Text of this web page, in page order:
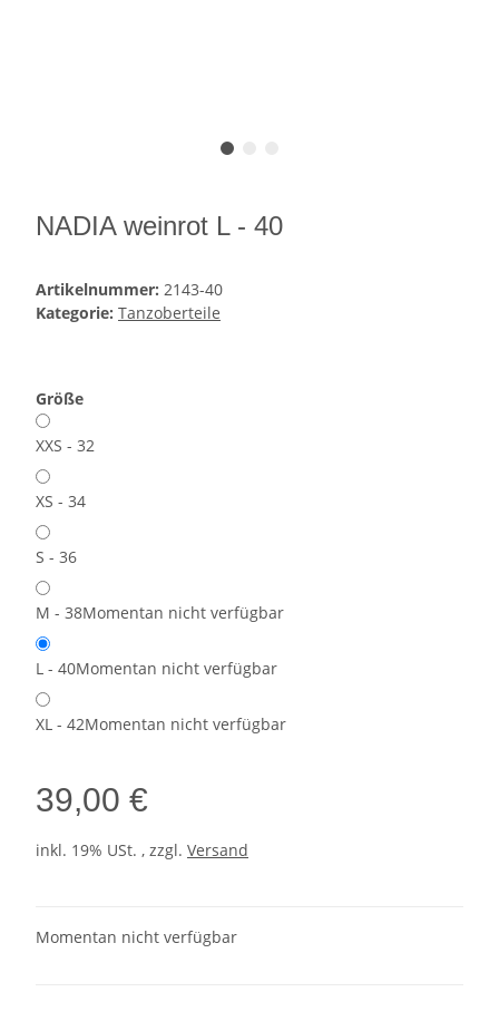
NADIA weinrot L - 40
Artikelnummer: 2143-40
Kategorie: Tanzoberteile
Größe
XXS - 32
XS - 34
S - 36
M - 38Momentan nicht verfügbar
L - 40Momentan nicht verfügbar
XL - 42Momentan nicht verfügbar
39,00 €
inkl. 19% USt. , zzgl. Versand
Momentan nicht verfügbar